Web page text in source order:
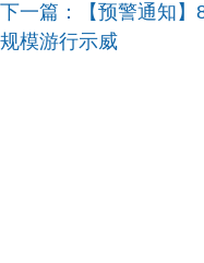
下一篇：
【预警通知
规模游行示威